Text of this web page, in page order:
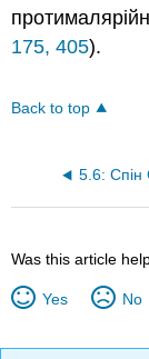
175, 405).
Back to top
5.6: Спін
Was this article
Yes No